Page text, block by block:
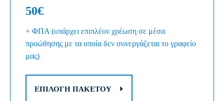
50€
+ ΦΠΑ (υπάρχει επιπλέον χρέωση σε μέσα
προώθησης με τα οποία δεν συνεργάζεται το γραφείο
μας)
ΕΠΙΛΟΓΉ ΠΑΚΈΤΟΥ